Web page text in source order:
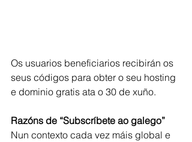
Os usuarios beneficiarios recibirán os
seus códigos para obter o seu hosting
e dominio gratis ata o 30 de xuño.
Razóns de “Subscríbete ao galego”
Nun contexto cada vez máis global e